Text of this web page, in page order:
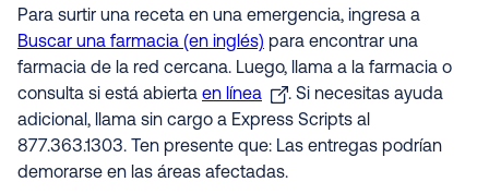
Para surtir una receta en una emergencia, ingresa a
Buscar una farmacia (en inglés) para encontrar una
farmacia de la red cercana. Luego, llama a la farmacia o
consulta si está abierta en línea
. Si necesitas ayuda
adicional, llama sin cargo a Express Scripts al
877.363.1303. Ten presente que: Las entregas podrían
demorarse en las áreas afectadas.